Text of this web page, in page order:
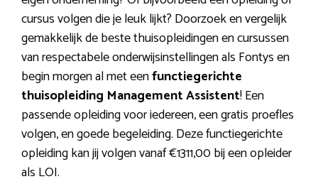
cursus volgen die je leuk lijkt? Doorzoek en vergelijk
gemakkelijk de beste thuisopleidingen en cursussen
van respectabele onderwijsinstellingen als Fontys en
begin morgen al met eenfunctiegerichte
thuisopleiding Management Assistent! Een
passende opleiding voor iedereen, een gratis proefles
volgen, en goede begeleiding. Deze functiegerichte
opleiding kan jij volgen vanaf €1311,00 bij een opleider
als LOI.